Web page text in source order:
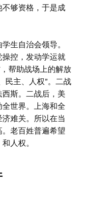
够资格，于是成
生自治会领导。
控，发动学运就
帮助战场上的解放
民主、人权”。二战
斯。二战后，美
世界。上海和全
难关。所以在当
老百姓普遍希望
人权。